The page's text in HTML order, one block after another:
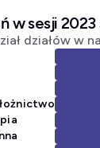
w sesji
działów w